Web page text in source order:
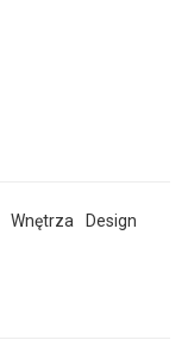
Wnętrza
Design